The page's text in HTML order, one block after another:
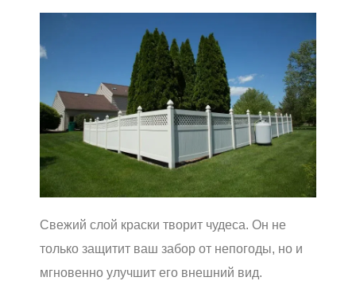
Свежий слой краски творит чудеса. Он не
только защитит ваш забор от непогоды, но и
мгновенно улучшит его внешний вид.